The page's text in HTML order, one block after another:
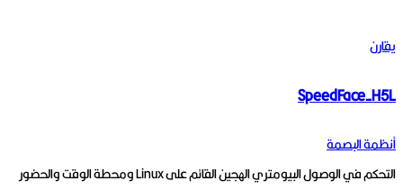
يقارن
SpeedFace-H5L
أنظمة البصمة
التحكم في الوصول البيومتري الهجين القائم على Linux ومحطة الوقت والحضور